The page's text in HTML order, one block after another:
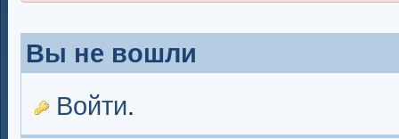
Вы не вошли
Войти.